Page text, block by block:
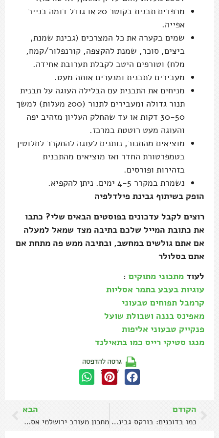
מרפדים תבנית בקוטר 20 או גודל דומה בנייר
אפייה.
שמים בקערה את כל המצרכים (גבינת שמנת,
ביצים, סוכר, שמנת להקצפה, קורנפלור/קמח,
מלח) וטורפים היטב לקבלת תערובת אחידה.
מעבירים לתבנית ומנערים אותה מעט.
מניחים את התבנית עם הבלילה העוגה על תבנית
תנור גדולה ומעבירים לתנור (200 מעלות) למשך
30-50 דקות או עד שהחלק העליון מזהיב יפה
והעוגה מעט רוטטת במרכז.
מוציאים מהתנור, נותנים לעוגה להתקרר לחלוטין
בטמפרטורת החדר ואז מוציאים מהתבנית
בזהירות ופורסים.
נשמרת במקרר 4-5 ימים. ניתן להקפיא.
הופק בשיתוף גבינת פילדלפיה
רוצים לקבל עדכונים בפוסטים הבאים שלי? כתבו
את כתובת המייל שלכם בתיבה מצד שמאל למעלה
אם אתם גולשים במחשב, ובתיבה ממש פה מתחת אם
אתם בסלולר
לעוד מתכוני מתוקים :
עוגיות בעבע בתמר אסליות
קרמבל תפוחים טבעוני
מאפינס בננה ושבולת שועל
פנקייק טבעוני אליפות
מנגו סטיקי רייס כמו בתאילנד
שתפו:
הקודם
כמו בדוכנים: בורקס גבינה ביתי מנצח
הבא
מתכון מעורב ירושלמי אסלי כמו בדוכנים